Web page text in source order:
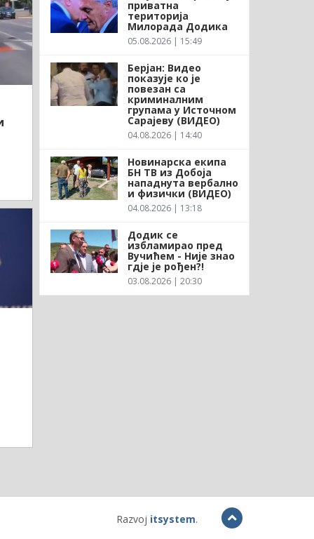
приватна
територија
Милорада Додика
05.08.2026 | 15:49
Берјан: Видео
показује ко је
повезан са
криминалним
групама у Источном
Сарајеву (ВИДЕО)
04.08.2026 | 14:40
Новинарска екипа
БН ТВ из Добоја
нападнута вербално
и физички (ВИДЕО)
04.08.2026 | 13:18
Додик се
избламирао пред
Вучићем - Није знао
гдје је рођен?!
03.08.2026 | 20:30
Razvoj itsystem.